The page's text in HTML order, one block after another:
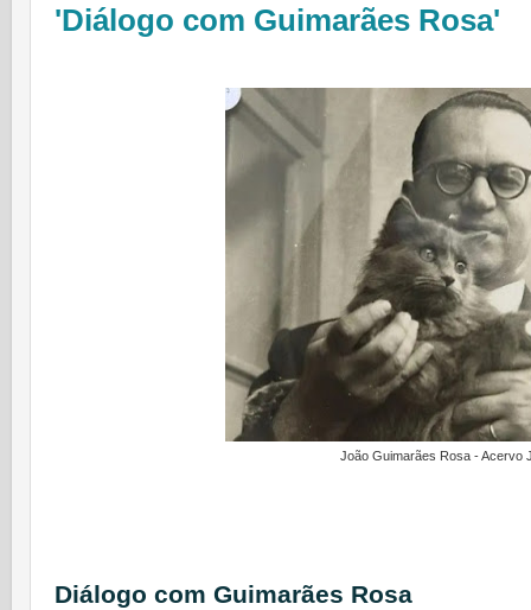
'Diálogo com Guimarães Rosa'
João Guimarães Rosa - Acervo
Diálogo com Guimarães Rosa